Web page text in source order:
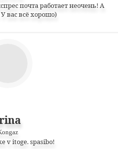
почта работает неочень! А
вас всё хорошо)
v itoge. spasibo!